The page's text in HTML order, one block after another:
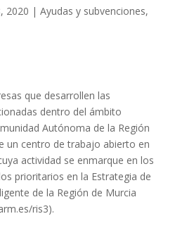
2020 | Ayudas y subvenciones,
que desarrollen las
dentro del ámbito
Autónoma de la Región
un centro de trabajo abierto en
actividad se enmarque en los
prioritarios en la Estrategia de
de la Región de Murcia
ris3).